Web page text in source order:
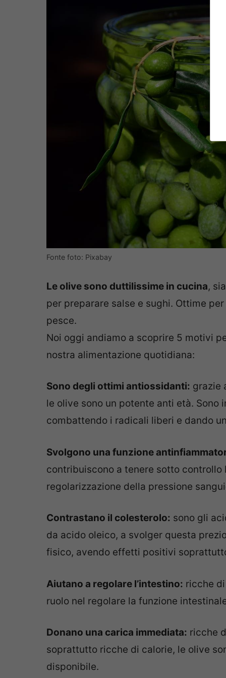
Fonte foto: Pixabay
Le olive sono duttilissime in cucina,
per preparare salse e sughi. Ottime
pesce.
Noi oggi andiamo a scoprire 5 motivi
nostra alimentazione quotidiana:
Sono degli ottimi antiossidanti: grazie
le olive sono un potente anti età.
combattendo i radicali liberi e dando
Svolgono una funzione
contribuiscono a tenere sotto
regolarizzazione della pressione
Contrastano il colesterolo: sono gli
da acido oleico, a svolger questa
fisico, avendo effetti positivi
Aiutano a regolare l’intestino: ricche
ruolo nel regolare la funzione
Donano una carica immediata: ricche
soprattutto ricche di calorie, le olive
disponibile.